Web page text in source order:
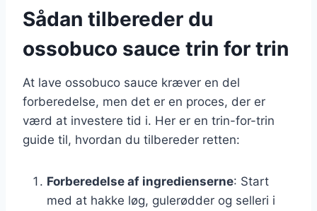
Sådan tilbereder du
ossobuco sauce trin for trin
At lave ossobuco sauce kræver en del
forberedelse, men det er en proces, der er
værd at investere tid i. Her er en trin-for-trin
guide til, hvordan du tilbereder retten:
Forberedelse af ingredienserne: Start
med at hakke løg, gulerødder og selleri i